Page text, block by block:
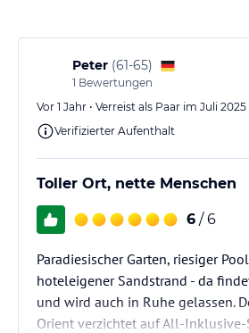
Peter (61-65)
1 Bewertungen
Vor 1 Jahr • Verreist als Paar im Juli 2025
Verifizierter Aufenthalt
Toller Ort, nette Menschen
6 / 6
Paradiesischer Garten, riesiger
hoteleigener Sandstrand - da
und wird auch in Ruhe gelassen.
Orient verzichtet auf All-